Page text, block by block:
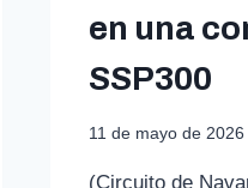
en una
SSP300
11 de mayo de 2026
(Circuito de